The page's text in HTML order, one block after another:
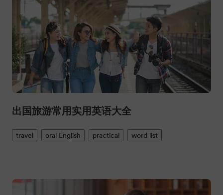
出国旅游常用实用英语大全
travel oral English practical word list